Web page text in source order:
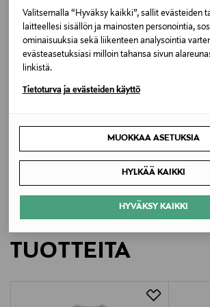
Valitsemalla “Hyväksy kaikki”, sallit evästeiden
laitteellesi sisällön ja mainosten personointia,
ominaisuuksia sekä liikenteen analysointia
evästeasetuksiasi milloin tahansa sivun
linkistä.
Tietoturva ja evästeiden käyttö
MUOKKAA ASETUKSIA
HYLKÄÄ KAIKKI
HYVÄKSY KAIKKI
Väri
120 BLUE CHAMBRAY
Valmistajan tuotenumero
DK COMPANY FINLAND OY
Digitaalinen osoite
ALE –40%
Discounted Price
26,90 € Original Price
44,99 € 47,90 €
LISÄÄ
TUOTTEITA